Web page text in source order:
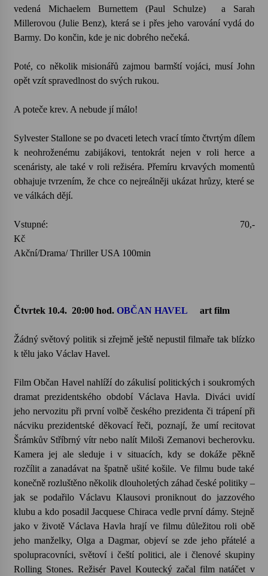
vedená Michaelem Burnettem (Paul Schulze) a Sarah
Millerovou (Julie Benz), která se i přes jeho varování vydá do
Barmy. Do končin, kde je nic dobrého nečeká.
Poté, co několik misionářů zajmou barmští vojáci, musí John
opět vzít spravedlnost do svých rukou.
A poteče krev. A nebude jí málo!
Sylvester Stallone se po dvaceti letech vrací tímto čtvrtým dílem
k neohroženému zabijákovi, tentokrát nejen v roli herce a
scenáristy, ale také v roli režiséra. Přemíru krvavých momentů
obhajuje tvrzením, že chce co nejreálněji ukázat hrůzy, které se
ve válkách dějí.
Vstupné: 70,-
Akční/Drama/ Thriller USA 100min
Čtvrtek 10.4. 20:00 hod. OBČAN HAVEL art film
Žádný světový politik si zřejmě ještě nepustil filmaře tak blízko
k tělu jako Václav Havel.
Film Občan Havel nahlíží do zákulisí politických i soukromých
dramat prezidentského období Václava Havla. Diváci uvidí
jeho nervozitu při první volbě českého prezidenta či trápení při
nácviku prezidentské děkovací řeči, poznají, že umí recitovat
Šrámkův Stříbrný vítr nebo nalít Miloši Zemanovi becherovku.
Kamera jej ale sleduje i v situacích, kdy se dokáže pěkně
rozčílit a zanadávat na špatně ušité košile. Ve filmu bude také
konečně rozluštěno několik dlouholetých záhad české politiky –
jak se podařilo Václavu Klausovi proniknout do jazzového
klubu a kdo posadil Jacquese Chiraca vedle první dámy. Stejně
jako v životě Václava Havla hrají ve filmu důležitou roli obě
jeho manželky, Olga a Dagmar, objeví se zde jeho přátelé a
spolupracovníci, světoví i čeští politici, ale i členové skupiny
Rolling Stones. Režisér Pavel Koutecký začal film natáčet v